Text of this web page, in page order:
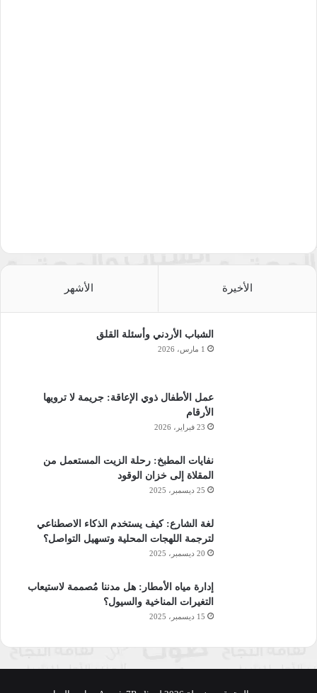
الأخيرة الأشهر
الشباب الأردني وأسئلة القلق
1 مارس، 2026
عمل الأطفال ذوي الإعاقة: جريمة لا ترويها
الأرقام
23 فبراير، 2026
نفايات المطبخ: رحلة الزيت المستعمل من
المقلاة إلى خزان الوقود
25 ديسمبر، 2025
لغة الشارع: كيف يستخدم الذكاء الاصطناعي
لترجمة اللهجات المحلية وتسهيل التواصل؟
20 ديسمبر، 2025
إدارة مياه الأمطار: هل مدننا مُصممة لاستيعاب
التغيرات المناخية والسيول؟
15 ديسمبر، 2025